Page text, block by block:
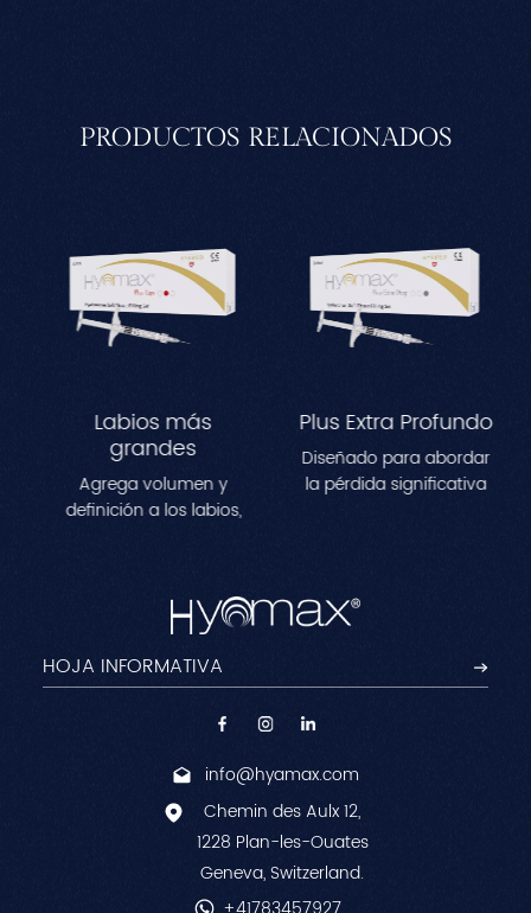
PRODUCTOS RELACIONADOS
Labios más
grandes
Agrega volumen y
definición a los labios,
para remodelar las
líneas de los labios y
lograr un efecto
voluminoso y natural.
Plus Extra Profundo
Diseñado para abordar
la pérdida significativa
contornos faciales al
para una apariencia
juvenil y esculpida.
info@hyamax.com
Chemin des Aulx 12,
1228 Plan-les-Ouates
Geneva, Switzerland.